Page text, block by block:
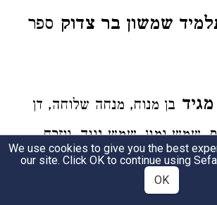
שמשון בר צדוק ספר
בן מנוח, מנחה שלוחה, דן
שמש ומגן, שמש נוגה, ויזרח
We use cookies to give you the best
our site. Click OK to continue using
OK